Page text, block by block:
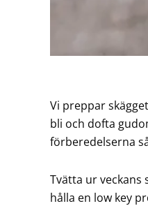
Vi preppar
bli och dofta
förberedelserna
Tvätta ur veckans
hålla en low key